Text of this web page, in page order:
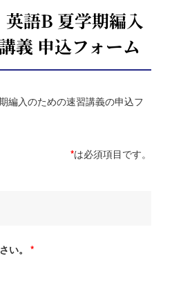
語B 夏学期編入
義 申込フォーム
編入のための速習講義の申込フ
*は必須項目です。
い。 *